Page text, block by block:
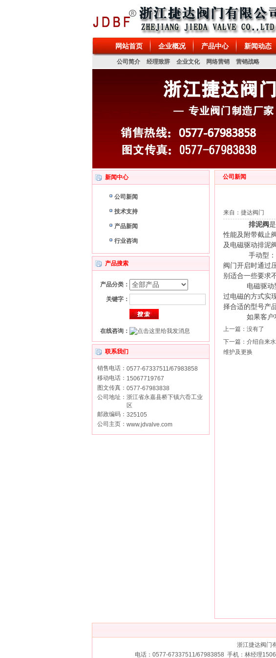
浙江捷达阀门有限公司专业生产水力控制阀、多功能水泵控制
网站首页 企业概况 产品中心 新闻动态
公司简介 经理致辞 企业文化 网络营销 营销战略
新闻中心
公司新闻
技术支持
产品新闻
行业咨询
产品搜索
产品分类：
关键字：
在线咨询：
联系我们
销售电话： 0577-67337511/67983858
移动电话： 15067719767
图文传真： 0577-67983838
公司地址： 浙江省永嘉县桥下镇六岙工业
区
邮政编码： 325105
公司主页： www.jdvalve.com
公司新闻
来自：捷达阀门
排泥阀
性能及附带截止
及电磁驱动排泥
手动型：只
阀门开启时通过
别适合一些要求
电磁驱动型
过电磁的方式实
择合适的型号产
如果客户项
上一篇：没有了
下一篇： 介绍自来
维护及更换
浙江捷达阀门
电话：0577-67337511/67983858 手机：林经理